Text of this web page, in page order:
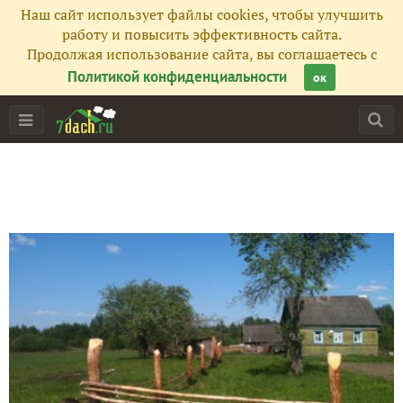
Наш сайт использует файлы cookies, чтобы улучшить
работу и повысить эффективность сайта.
Продолжая использование сайта, вы соглашаетесь с
Политикой конфиденциальности
ок
Сейчас обсуждают